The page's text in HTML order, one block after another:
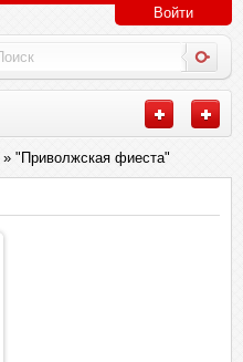
Войти
» "Приволжская фиеста"